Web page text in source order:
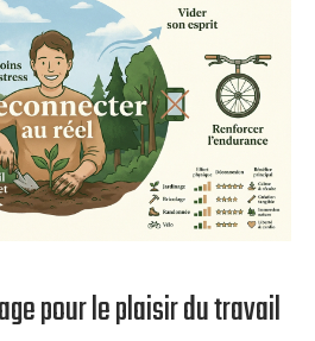
pour le plaisir du travail